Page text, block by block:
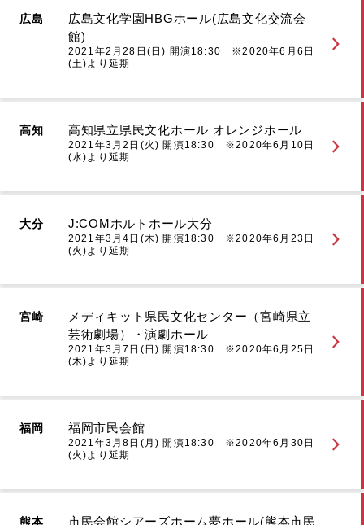
広島
広島文化学園HBGホール(広島文化交流会
館)
2021年2月28日(日) 開演18:30 ※2020年6月6日
(土)より延期
高知 高知県立県民文化ホール オレンジホール
2021年3月2日(火) 開演18:30 ※2020年6月10日
(水)より延期
大分 J:COMホルトホール大分
2021年3月4日(木) 開演18:30 ※2020年6月23日
(火)より延期
宮崎
メディキット県民文化センター（宮崎県立
芸術劇場）・演劇ホール
2021年3月7日(日) 開演18:30 ※2020年6月25日
(木)より延期
福岡 福岡市民会館
2021年3月8日(月) 開演18:30 ※2020年6月30日
(火)より延期
熊本 市民会館シアーズホーム夢ホール(熊本市民